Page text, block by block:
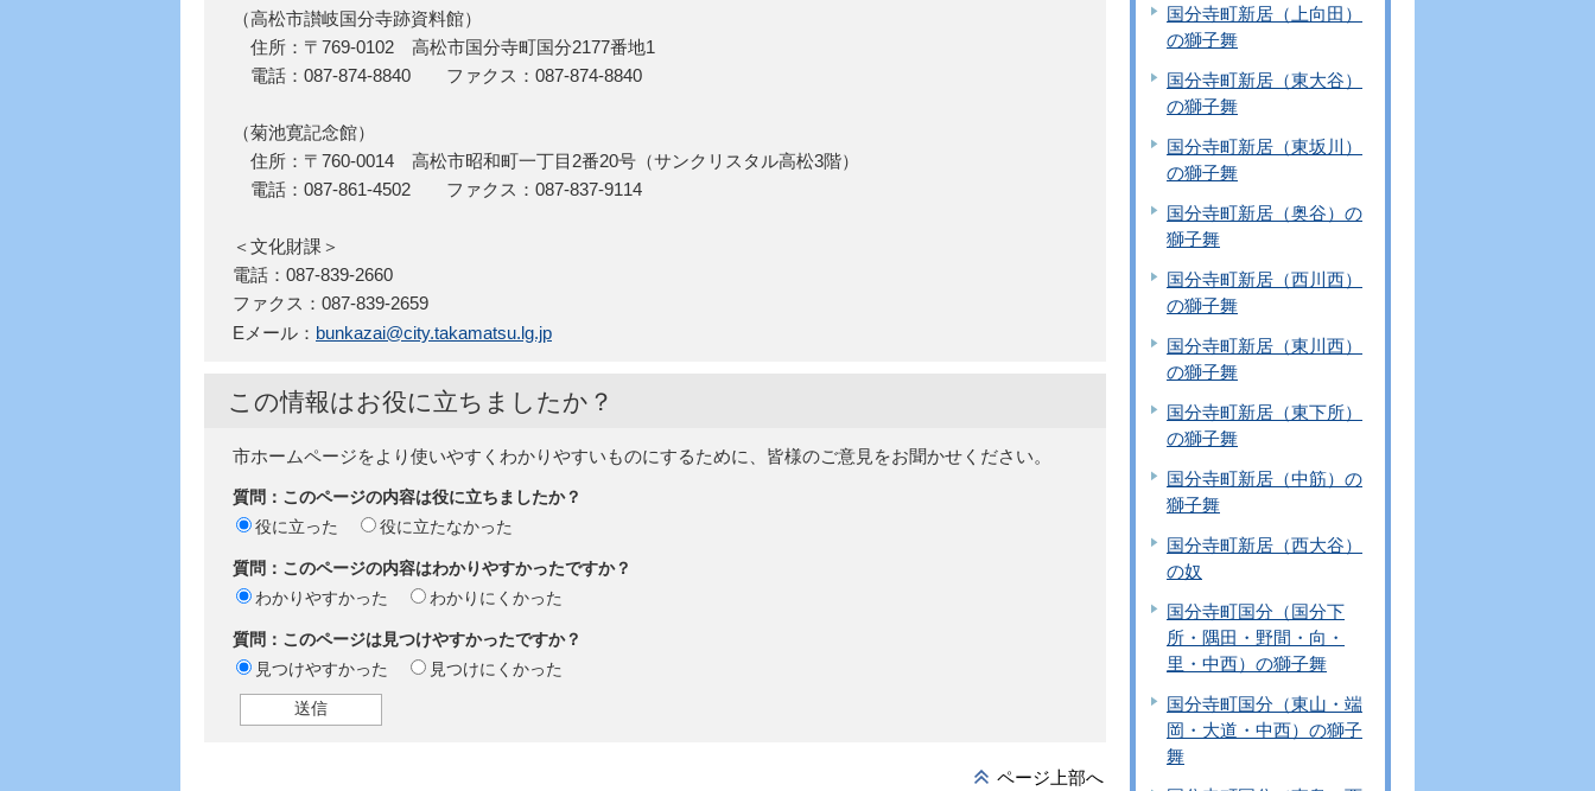
（高松市讃岐国分寺跡資料館）
住所：〒769-0102 高松市国分寺町国分2177番地1
電話：087-874-8840 ファクス：087-874-8840
（菊池寛記念館）
住所：〒760-0014 高松市昭和町一丁目2番20号（サンクリスタル高松3階）
電話：087-861-4502 ファクス：087-837-9114
＜文化財課＞
電話：087-839-2660
ファクス：087-839-2659
Eメール： bunkazai@city.takamatsu.lg.jp
この情報はお役に立ちましたか？
市ホームページをより使いやすくわかりやすいものにするために、皆様のご意見をお聞かせください。
質問：このページの内容は役に立ちましたか？
役に立った
役に立たなかった
質問：このページの内容はわかりやすかったですか？
わかりやすかった
わかりにくかった
質問：このページは見つけやすかったですか？
見つけやすかった
見つけにくかった
ページ上部へ
国分寺町新居（上向田）
の獅子舞
国分寺町新居（東大谷）
の獅子舞
国分寺町新居（東坂川）
の獅子舞
国分寺町新居（奥谷）の
獅子舞
国分寺町新居（西川西）
の獅子舞
国分寺町新居（東川西）
の獅子舞
国分寺町新居（東下所）
の獅子舞
国分寺町新居（中筋）の
獅子舞
国分寺町新居（西大谷）
の奴
国分寺町国分（国分下
所・隅田・野間・向・
里・中西）の獅子舞
国分寺町国分（東山・端
岡・大道・中西）の獅子
舞